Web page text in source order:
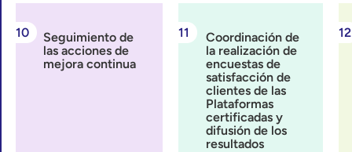
Seguimiento de
las acciones de
mejora continua
Coordinación de
la realización de
encuestas de
satisfacción de
clientes de las
Plataformas
certificadas y
difusión de los
resultados